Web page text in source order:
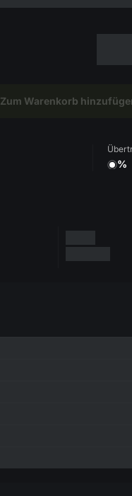
Zum Warenkorb
%